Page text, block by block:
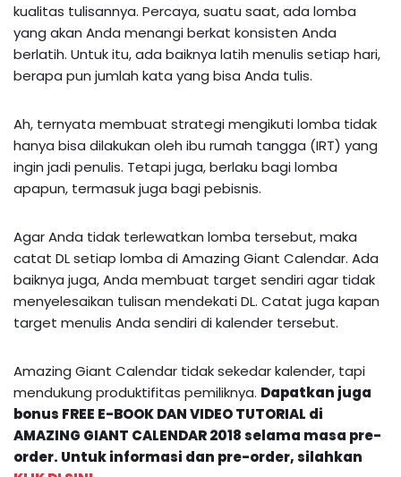
kualitas tulisannya. Percaya, suatu saat, ada lomba
yang akan Anda menangi berkat konsisten Anda
berlatih. Untuk itu, ada baiknya latih menulis setiap hari,
berapa pun jumlah kata yang bisa Anda tulis.
Ah, ternyata membuat strategi mengikuti lomba tidak
hanya bisa dilakukan oleh ibu rumah tangga (IRT) yang
ingin jadi penulis. Tetapi juga, berlaku bagi lomba
apapun, termasuk juga bagi pebisnis.
Agar Anda tidak terlewatkan lomba tersebut, maka
catat DL setiap lomba di Amazing Giant Calendar. Ada
baiknya juga, Anda membuat target sendiri agar tidak
menyelesaikan tulisan mendekati DL. Catat juga kapan
target menulis Anda sendiri di kalender tersebut.
Amazing Giant Calendar tidak sekedar kalender, tapi
mendukung produktifitas pemiliknya. Dapatkan juga
bonus FREE E-BOOK DAN VIDEO TUTORIAL di
AMAZING GIANT CALENDAR 2018 selama masa pre-
order. Untuk informasi dan pre-order, silahkan